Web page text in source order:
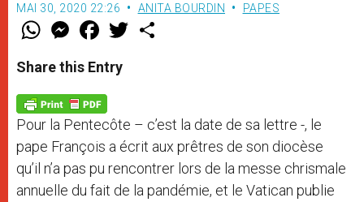
MAI 30, 2020 22:26 ANITA BOURDIN PAPES
W
t
s
p
p
M
e
s
e
g
e
r
F
a
e
b
o
k
w
Share this Entry
Pour la Pentecôte – c’est la date de sa lettre -, le
pape François a écrit aux prêtres de son diocèse
qu’il n’a pas pu rencontrer lors de la messe chrismale
annuelle du fait de la pandémie, et le Vatican publie